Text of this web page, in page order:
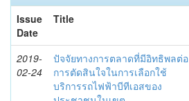
Issue
Date
Title
2019-
02-24
ปัจจัยทางการตลาดที่มีอิทธิพลต่อ
การตัดสินใจในการเลือกใช้
บริการรถไฟฟ้าบีทีเอสของ